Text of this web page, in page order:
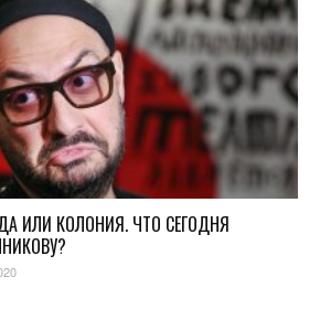
ИЛИ КОЛОНИЯ. ЧТО СЕГОДНЯ